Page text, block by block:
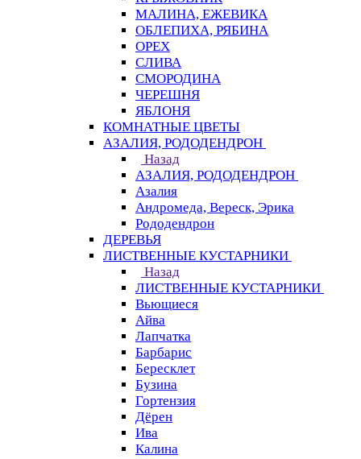
МАЛИНА, ЕЖЕВИКА
ОБЛЕПИХА, РЯБИНА
ОРЕХ
СЛИВА
СМОРОДИНА
ЧЕРЕШНЯ
ЯБЛОНЯ
КОМНАТНЫЕ ЦВЕТЫ
АЗАЛИЯ, РОДОДЕНДРОН
Назад
АЗАЛИЯ, РОДОДЕНДРОН
Азалия
Андромеда, Вереск, Эрика
Рододендрон
ДЕРЕВЬЯ
ЛИСТВЕННЫЕ КУСТАРНИКИ
Назад
ЛИСТВЕННЫЕ КУСТАРНИКИ
Вьющиеся
Айва
Лапчатка
Барбарис
Бересклет
Бузина
Гортензия
Дёрен
Ива
Калина